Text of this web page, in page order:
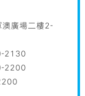
澳廣場二樓2-
2130
2200